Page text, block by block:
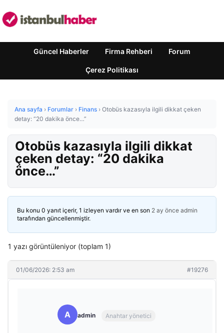
Güncel Haberler Firma Rehberi Forum
Çerez Politikası
Ana sayfa › Forumlar › Finans › Otobüs kazasıyla ilgili dikkat çeken
detay: “20 dakika önce…”
Otobüs kazasıyla ilgili dikkat
çeken detay: “20 dakika
önce…”
Bu konu 0 yanıt içerir, 1 izleyen vardır ve en son 2 ay önce admin
tarafından güncellenmiştir.
1 yazı görüntüleniyor (toplam 1)
01/06/2026: 2:53 am #19276
A admin Anahtar yönetici